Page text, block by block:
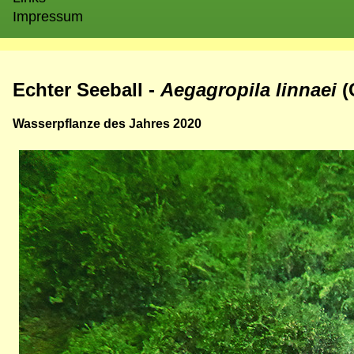
Impressum
Echter Seeball - Aegagropila linnaei
Wasserpflanze des Jahres 2020
Bild